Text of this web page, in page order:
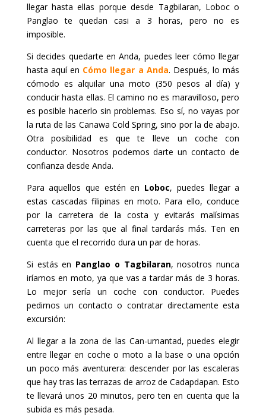
llegar hasta ellas porque desde Tagbilaran, Loboc o
Panglao te quedan casi a 3 horas, pero no es
imposible.
Si decides quedarte en Anda, puedes leer cómo llegar
hasta aquí en Cómo llegar a Anda. Después, lo más
cómodo es alquilar una moto (350 pesos al día) y
conducir hasta ellas. El camino no es maravilloso, pero
es posible hacerlo sin problemas. Eso sí, no vayas por
la ruta de las Canawa Cold Spring, sino por la de abajo.
Otra posibilidad es que te lleve un coche con
conductor. Nosotros podemos darte un contacto de
confianza desde Anda.
Para aquellos que estén en Loboc, puedes llegar a
estas cascadas filipinas en moto. Para ello, conduce
por la carretera de la costa y evitarás malísimas
carreteras por las que al final tardarás más. Ten en
cuenta que el recorrido dura un par de horas.
Si estás en Panglao o Tagbilaran, nosotros nunca
iríamos en moto, ya que vas a tardar más de 3 horas.
Lo mejor sería un coche con conductor. Puedes
pedirnos un contacto o contratar directamente esta
excursión:
Al llegar a la zona de las Can-umantad, puedes elegir
entre llegar en coche o moto a la base o una opción
un poco más aventurera: descender por las escaleras
que hay tras las terrazas de arroz de Cadapdapan. Esto
te llevará unos 20 minutos, pero ten en cuenta que la
subida es más pesada.